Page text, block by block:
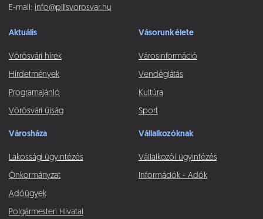
E-mail: info@pilisvorosvar.hu
Aktuális
Vörösvári hírek
Hírdetmények
Programajánló
Vörösvári újság
Vásorunk élete
Városinformáció
Vendéglátás
Kultúra
Sport
Városháza
Lakossági ügyintézés
Önkormányzat
Adóügyek
Polgármesteri Hivatal
Vállalkozóknak
Vállalkozói ügyintézés
Információk - Adók